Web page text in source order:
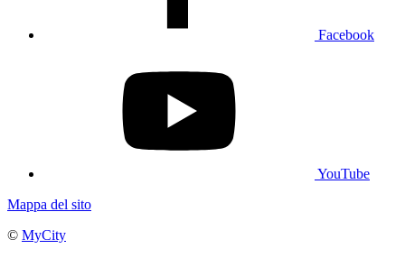
Facebook
YouTube
Mappa del sito
© MyCity